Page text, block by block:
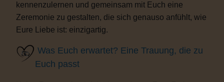
kennenzulernen und gemeinsam mit Euch eine
Zeremonie zu gestalten, die sich genauso anfühlt, wie
Eure Liebe ist: einzigartig.
Was Euch erwartet? Eine Trauung, die zu
Euch passt